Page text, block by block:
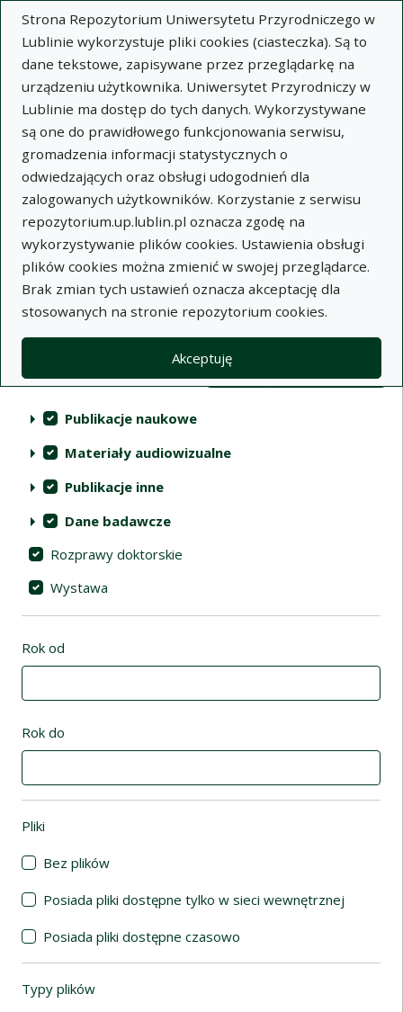
Strona Repozytorium Uniwersytetu Przyrodniczego w
Lublinie wykorzystuje pliki cookies (ciasteczka). Są to
dane tekstowe, zapisywane przez przeglądarkę na
urządzeniu użytkownika. Uniwersytet Przyrodniczy w
Lublinie ma dostęp do tych danych. Wykorzystywane
są one do prawidłowego funkcjonowania serwisu,
gromadzenia informacji statystycznych o
odwiedzających oraz obsługi udogodnień dla
zalogowanych użytkowników. Korzystanie z serwisu
repozytorium.up.lublin.pl oznacza zgodę na
wykorzystywanie plików cookies. Ustawienia obsługi
plików cookies można zmienić w swojej przeglądarce.
Brak zmian tych ustawień oznacza akceptację dla
stosowanych na stronie repozytorium cookies.
Akceptuję
Wyszukaj
Repozytorium Uniwersytetu
Przyrodniczego w Lublinie
Kolekcje
Lista wyników wyszukiwania
Filtry wyszukiwania (automatyczne
Akcje na kolekcjach
Kolekcje (automatyczne przeładowanie treści)
Publikacje naukowe
Materiały audiowizualne
Publikacje inne
Dane badawcze
Rozprawy doktorskie
Wystawa
Rok od
Rok do
Pliki
Bez plików
Posiada pliki dostępne tylko w sieci wewnętrznej
Posiada pliki dostępne czasowo
Typy plików